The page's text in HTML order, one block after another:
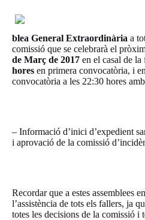
blea General Extraordinària a
comissió que se celebrarà el
de Març de 2017 en el casal de la
hores en primera convocatòria, i
convocatòria a les 22:30 hores
– Informació d’inici d’expedient
i aprovació de la comissió
Recordar que a estes assemblees
l’assistència de tots els fallers, ja
totes les decisions de la comissió i